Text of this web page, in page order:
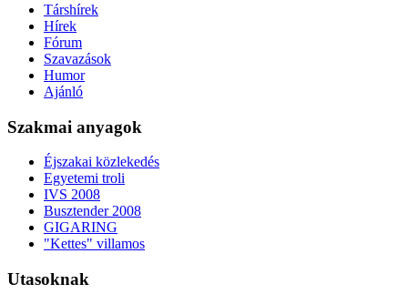
Társhírek
Hírek
Fórum
Szavazások
Humor
Ajánló
Szakmai anyagok
Éjszakai közlekedés
Egyetemi troli
IVS 2008
Busztender 2008
GIGARING
"Kettes" villamos
Utasoknak